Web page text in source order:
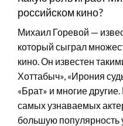
российском кино?
Михаил Горевой —
который сыграл
кино. Он известен
Хоттабыч», «Ирония
«Брат» и многие
самых узнаваемых
большую популярность